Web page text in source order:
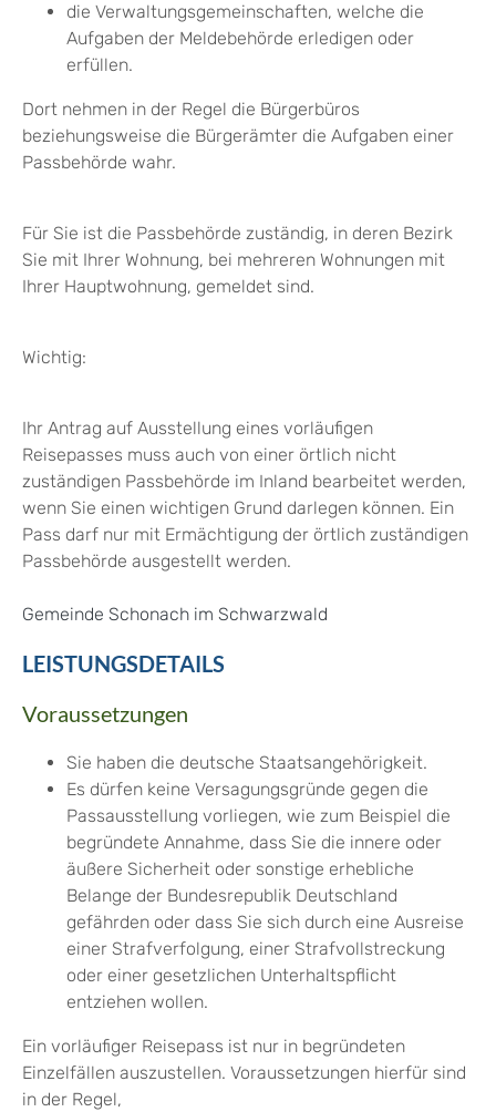
die Verwaltungsgemeinschaften, welche die
Aufgaben der Meldebehörde erledigen oder
erfüllen.
Dort nehmen in der Regel die Bürgerbüros
beziehungsweise die Bürgerämter die Aufgaben einer
Passbehörde wahr.
Für Sie ist die Passbehörde zuständig, in deren Bezirk
Sie mit Ihrer Wohnung, bei mehreren Wohnungen mit
Ihrer Hauptwohnung, gemeldet sind.
Wichtig:
Ihr Antrag auf Ausstellung eines vorläufigen
Reisepasses muss auch von einer örtlich nicht
zuständigen Passbehörde im Inland bearbeitet werden,
wenn Sie einen wichtigen Grund darlegen können. Ein
Pass darf nur mit Ermächtigung der örtlich zuständigen
Passbehörde ausgestellt werden.
Gemeinde Schonach im Schwarzwald
LEISTUNGSDETAILS
Voraussetzungen
Sie haben die deutsche Staatsangehörigkeit.
Es dürfen keine Versagungsgründe gegen die
Passausstellung vorliegen, wie zum Beispiel die
begründete Annahme, dass Sie die innere oder
äußere Sicherheit oder sonstige erhebliche
Belange der Bundesrepublik Deutschland
gefährden oder dass Sie sich durch eine Ausreise
einer Strafverfolgung, einer Strafvollstreckung
oder einer gesetzlichen Unterhaltspflicht
entziehen wollen.
Ein vorläufiger Reisepass ist nur in begründeten
Einzelfällen auszustellen. Voraussetzungen hierfür sind
in der Regel,